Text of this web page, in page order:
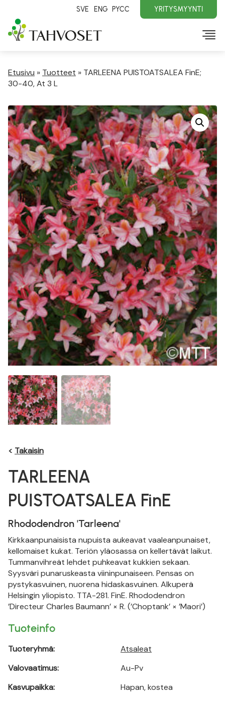
SVE ENG PYCC YRITYSMYYNTI
Etusivu » Tuotteet » TARLEENA PUISTOATSALEA FinE;
30-40, At 3 L
< Takaisin
TARLEENA
PUISTOATSALEA FinE
Rhododendron 'Tarleena'
Kirkkaanpunaisista nupuista aukeavat vaaleanpunaiset,
kellomaiset kukat. Teriön yläosassa on kellertävät laikut.
Tummanvihreät lehdet puhkeavat kukkien sekaan.
Syysväri punaruskeasta viininpunaiseen. Pensas on
pystykasvuinen, nuorena hidaskasvuinen. Alkuperä
Helsingin yliopisto. TTA-281. FinE. Rhododendron
’Directeur Charles Baumann’ × R. (’Choptank’ × ’Maori’)
Tuoteinfo
Tuoteryhmä:
Valovaatimus:
Kasvupaikka:
Atsaleat
Au-Pv
Hapan, kostea